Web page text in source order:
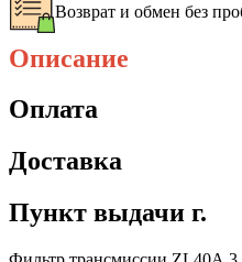
Возврат и обмен без
Описание
Оплата
Доставка
Пункт выдачи г.